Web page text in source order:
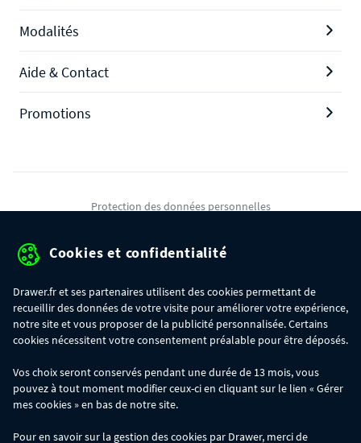
Modalités
Aide & Contact
Promotions
Protection des données personnelles
Gérer mes cookies
commande :
- 30€ sur votre commande dès 300€ d'achat, avec le code BIKINI30
- 50€ sur votre commande dès 500€ d'achat, avec le code BIKINI50
Les codes BIKINI30, BIKINI50 et BIKINI100 ne sont valables que sur
Cookies et confidentialité
Drawer.fr et ses partenaires utilisent des cookies permettant de
recueillir des données de votre visite pour améliorer votre expérience,
notre site et vous proposer de la publicité personnalisée. Certains
cookies nécessitent votre consentement préalable pour être déposés.
Vos choix seront conservés pendant une durée de 13 mois, vous
pouvez à tout moment modifier ceux-ci en cliquant sur le lien « Gérer
mes cookies » en bas de notre site.
Pour en savoir sur la gestion des cookies par Drawer, merci de